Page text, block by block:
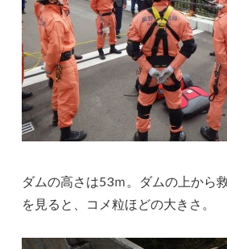
ダムの高さは53ｍ。ダムの上から
を見ると、コメ粒ほどの大きさ。